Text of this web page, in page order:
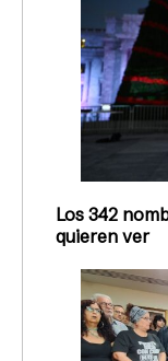
Los 342
quieren ver